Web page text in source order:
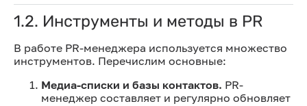
1.2. Инструменты и методы в PR
В работе PR-менеджера используется множество
инструментов. Перечислим основные:
Медиа-списки и базы контактов. PR-
менеджер составляет и регулярно обновляет